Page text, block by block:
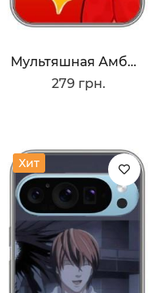
Мультяшная Амбер
279 грн.
Хит